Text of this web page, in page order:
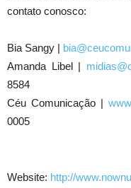
contato conosco:
Bia Sangy |
Amanda Libel |
8584
Céu Comunicação |
0005
Website: http://